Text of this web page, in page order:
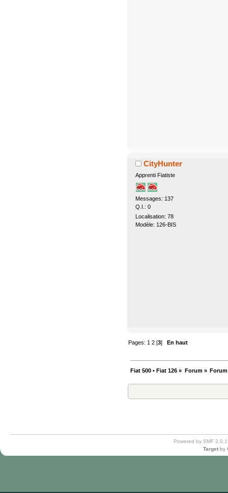
CityHunter
Apprenti Fiatiste
Messages: 137
Q.I.: 0
Localisation: 78
Modèle: 126-BIS
Pages: 1 2 [3]En haut
Fiat 500 • Fiat 126 » Forum»
Powered by SMF
Target by